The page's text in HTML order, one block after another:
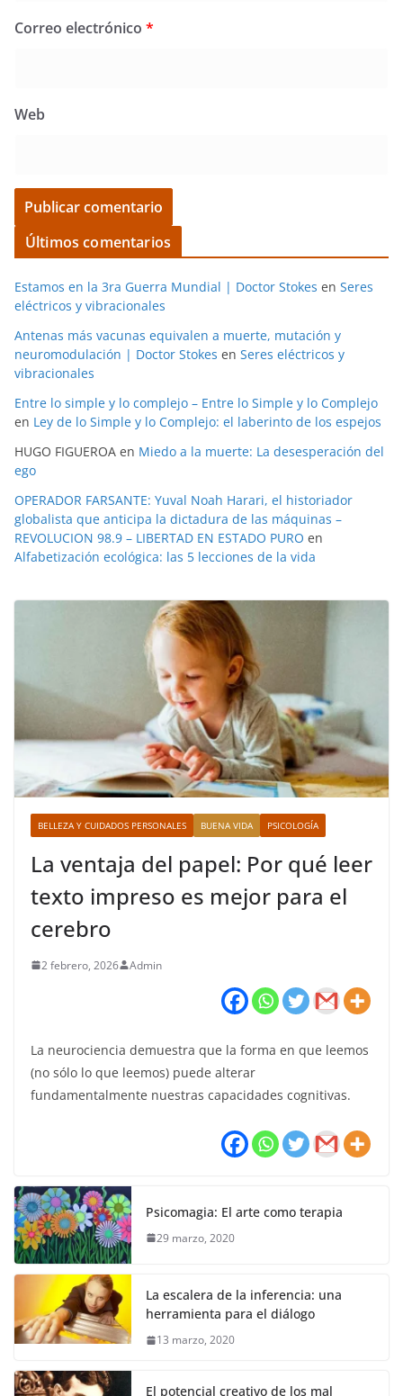
Correo electrónico *
Web
Últimos comentarios
Estamos en la 3ra Guerra Mundial | Doctor Stokes en Seres
eléctricos y vibracionales
Antenas más vacunas equivalen a muerte, mutación y
neuromodulación | Doctor Stokes en Seres eléctricos y
vibracionales
Entre lo simple y lo complejo – Entre lo Simple y lo Complejo
en Ley de lo Simple y lo Complejo: el laberinto de los espejos
HUGO FIGUEROA en Miedo a la muerte: La desesperación del
ego
OPERADOR FARSANTE: Yuval Noah Harari, el historiador
globalista que anticipa la dictadura de las máquinas –
REVOLUCION 98.9 – LIBERTAD EN ESTADO PURO en
Alfabetización ecológica: las 5 lecciones de la vida
BELLEZA Y CUIDADOS PERSONALES BUENA VIDA PSICOLOGÍA
La ventaja del papel: Por qué leer
texto impreso es mejor para el
cerebro
2 febrero, 2026 Admin
La neurociencia demuestra que la forma en que leemos
(no sólo lo que leemos) puede alterar
fundamentalmente nuestras capacidades cognitivas.
Psicomagia: El arte como terapia
29 marzo, 2020
La escalera de la inferencia: una
herramienta para el diálogo
13 marzo, 2020
El potencial creativo de los mal